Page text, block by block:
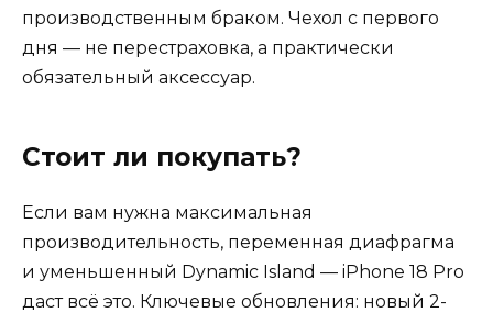
производственным браком. Чехол с первого
дня — не перестраховка, а практически
обязательный аксессуар.
Стоит ли покупать?
Если вам нужна максимальная
производительность, переменная диафрагма
и уменьшенный Dynamic Island — iPhone 18 Pro
даст всё это. Ключевые обновления: новый 2-